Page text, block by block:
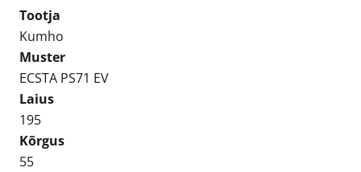
195/55R16
Suverehv
kogus
Tootja
Kumho
Muster
ECSTA PS71 EV
Laius
195
Kõrgus
55